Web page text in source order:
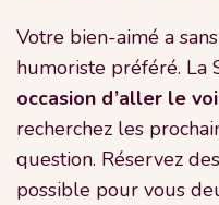
Votre bien-aimé a
humoriste préféré. La
occasion d’aller le
recherchez les
question. Réservez
possible pour vous